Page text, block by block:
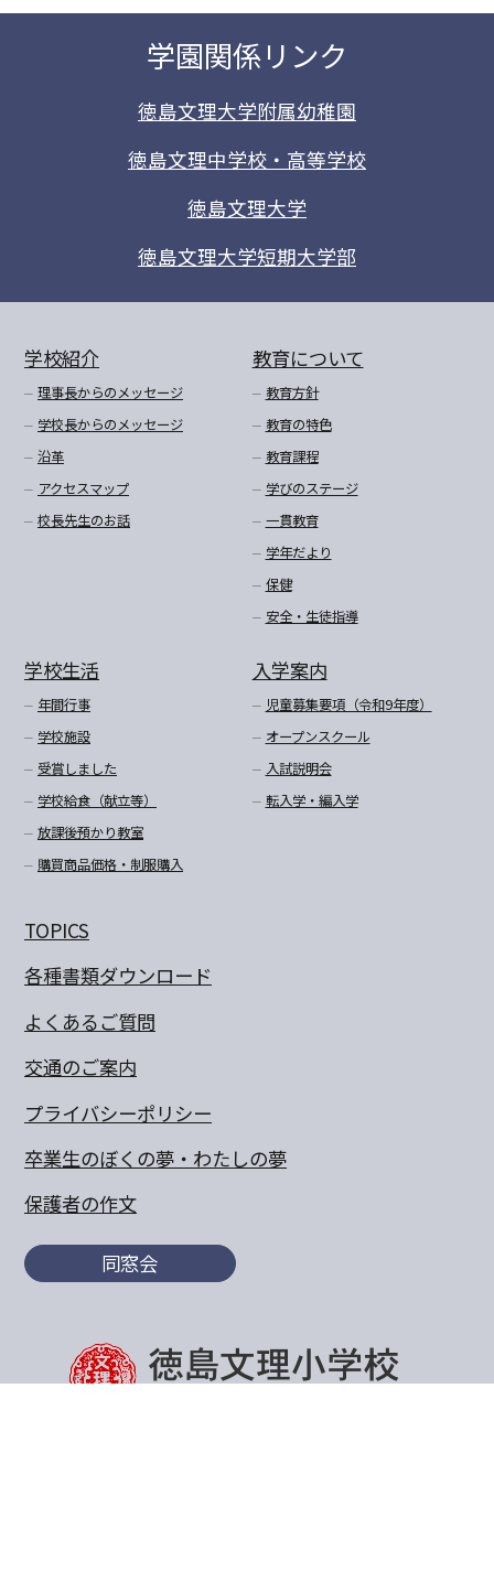
学園関係リンク
徳島文理大学附属幼稚園
徳島文理中学校・高等学校
徳島文理大学
徳島文理大学短期大学部
学校紹介
理事長からのメッセージ
学校長からのメッセージ
沿革
アクセスマップ
校長先生のお話
教育について
教育方針
教育の特色
教育課程
学びのステージ
一貫教育
学年だより
保健
安全・生徒指導
学校生活
年間行事
学校施設
受賞しました
学校給食（献立等）
放課後預かり教室
購買商品価格・制服購入
入学案内
児童募集要項（令和9年度）
オープンスクール
入試説明会
転入学・編入学
TOPICS
各種書類ダウンロード
よくあるご質問
交通のご案内
プライバシーポリシー
卒業生のぼくの夢・わたしの夢
保護者の作文
同窓会